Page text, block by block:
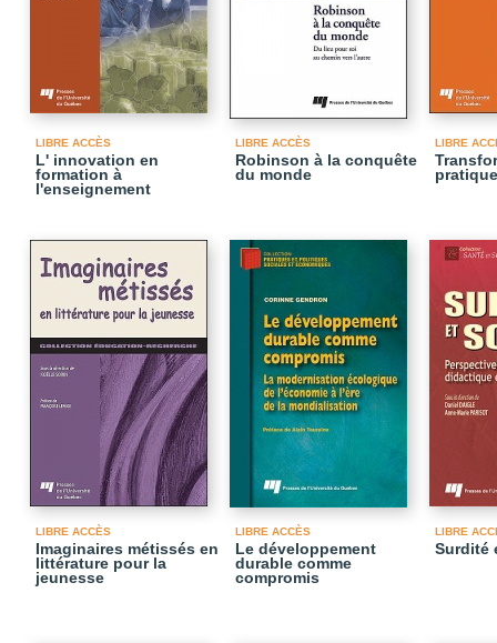
LIBRE ACCÈS
L' innovation en
formation à
l'enseignement
LIBRE ACCÈS
Robinson à la conquête
du monde
LIBRE
LIBRE ACCÈS
Imaginaires métissés en
littérature pour la
jeunesse
LIBRE ACCÈS
Le développement
durable comme
compromis
LIBRE
Surdité